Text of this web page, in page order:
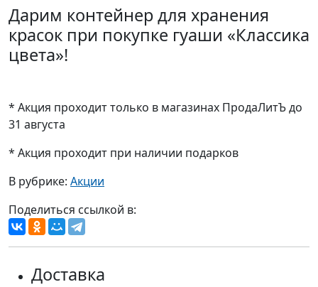
Дарим контейнер для хранения
красок при покупке гуаши «Классика
цвета»!
* Акция проходит только в магазинах ПродаЛитЪ до
31 августа
* Акция проходит при наличии подарков
В рубрике: Акции
Поделиться ссылкой в:
Доставка